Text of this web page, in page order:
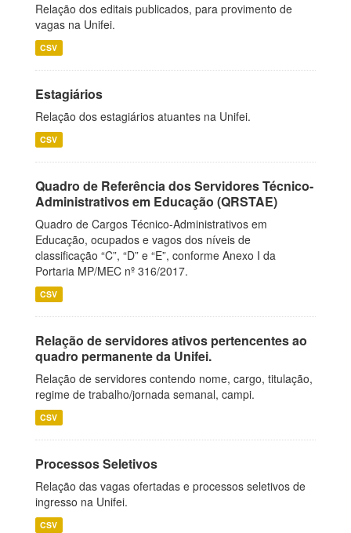
Relação dos editais publicados, para provimento de
vagas na Unifei.
CSV
Estagiários
Relação dos estagiários atuantes na Unifei.
CSV
Quadro de Referência dos Servidores Técnico-
Administrativos em Educação (QRSTAE)
Quadro de Cargos Técnico-Administrativos em
Educação, ocupados e vagos dos níveis de
classificação “C”, “D” e “E”, conforme Anexo I da
Portaria MP/MEC nº 316/2017.
CSV
Relação de servidores ativos pertencentes ao
quadro permanente da Unifei.
Relação de servidores contendo nome, cargo, titulação,
regime de trabalho/jornada semanal, campi.
CSV
Processos Seletivos
Relação das vagas ofertadas e processos seletivos de
ingresso na Unifei.
CSV